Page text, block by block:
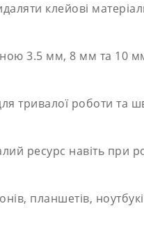
клейові
3.5 мм, 8 мм та 10
тривалої роботи та
ресурс навіть при
планшетів,